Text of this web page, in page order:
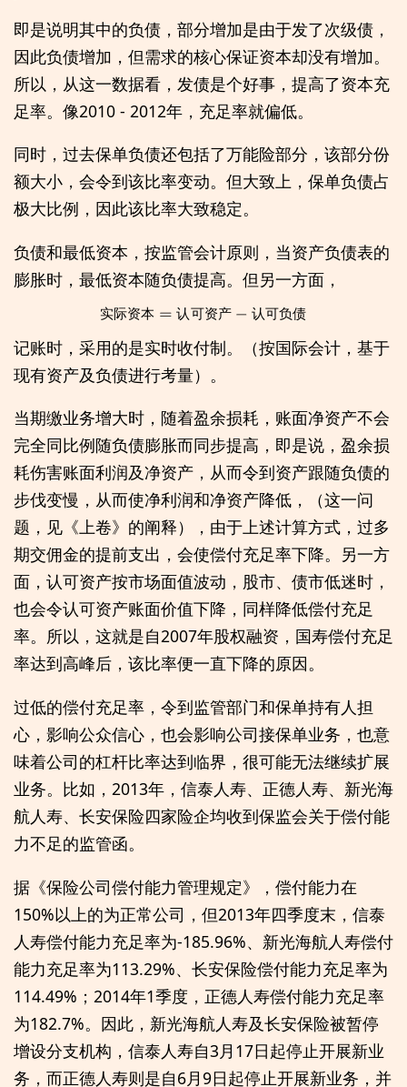
即是说明其中的负债，部分增加是由于发了次级债，
因此负债增加，但需求的核心保证资本却没有增加。
所以，从这一数据看，发债是个好事，提高了资本充
足率。像2010 - 2012年，充足率就偏低。
同时，过去保单负债还包括了万能险部分，该部分份
额大小，会令到该比率变动。但大致上，保单负债占
极大比例，因此该比率大致稳定。
负债和最低资本，按监管会计原则，当资产负债表的
膨胀时，最低资本随负债提高。但另一方面，
实际资本 认可资产 认可负债
实际资本= 认可资产−认可负债
记账时，采用的是实时收付制。（按国际会计，基于
现有资产及负债进行考量）。
当期缴业务增大时，随着盈余损耗，账面净资产不会
完全同比例随负债膨胀而同步提高，即是说，盈余损
耗伤害账面利润及净资产，从而令到资产跟随负债的
步伐变慢，从而使净利润和净资产降低，（这一问
题，见《上卷》的阐释），由于上述计算方式，过多
期交佣金的提前支出，会使偿付充足率下降。另一方
面，认可资产按市场面值波动，股市、债市低迷时，
也会令认可资产账面价值下降，同样降低偿付充足
率。所以，这就是自2007年股权融资，国寿偿付充足
率达到高峰后，该比率便一直下降的原因。
过低的偿付充足率，令到监管部门和保单持有人担
心，影响公众信心，也会影响公司接保单业务，也意
味着公司的杠杆比率达到临界，很可能无法继续扩展
业务。比如，2013年，信泰人寿、正德人寿、新光海
航人寿、长安保险四家险企均收到保监会关于偿付能
力不足的监管函。
据《保险公司偿付能力管理规定》，偿付能力在
150%以上的为正常公司，但2013年四季度末，信泰
人寿偿付能力充足率为-185.96%、新光海航人寿偿付
能力充足率为113.29%、长安保险偿付能力充足率为
114.49%；2014年1季度，正德人寿偿付能力充足率
为182.7%。因此，新光海航人寿及长安保险被暂停
增设分支机构，信泰人寿自3月17日起停止开展新业
务，而正德人寿则是自6月9日起停止开展新业务，并